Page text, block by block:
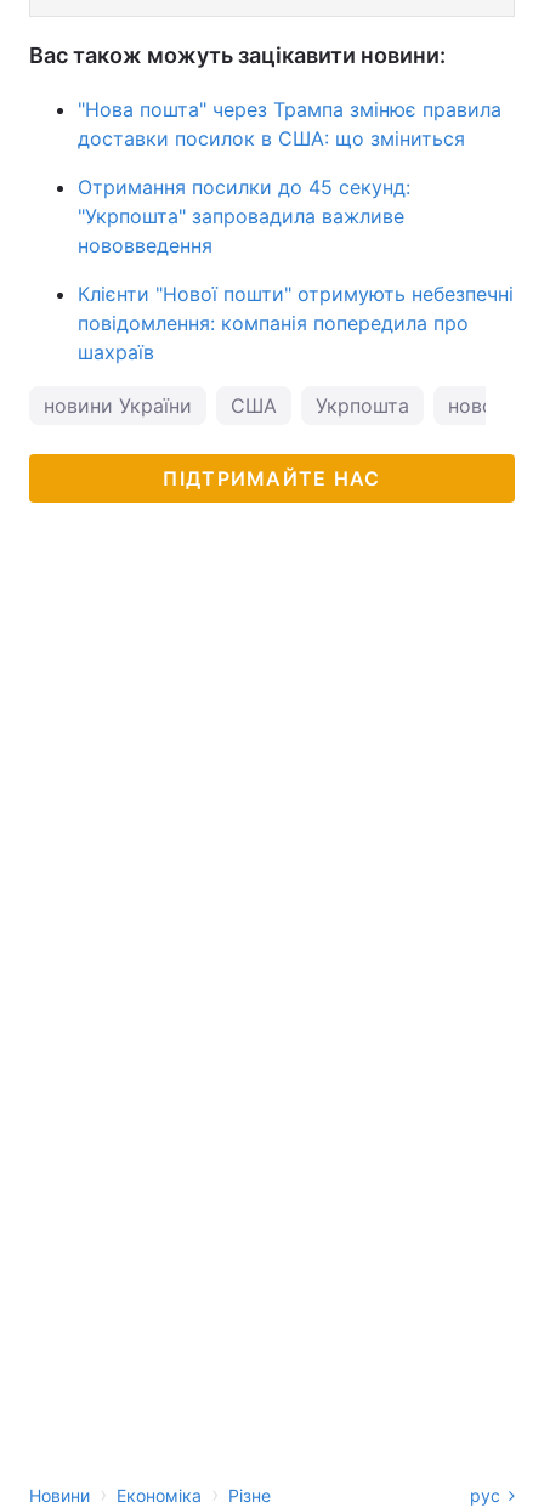
Вас також можуть зацікавити новини:
"Нова пошта" через Трампа змінює правила
доставки посилок в США: що зміниться
Отримання посилки до 45 секунд:
"Укрпошта" запровадила важливе
нововведення
Клієнти "Нової пошти" отримують небезпечні
повідомлення: компанія попередила про
шахраїв
новини України США Укрпошта новости
ПІДТРИМАЙТЕ НАС
Новини › Економіка › Різне рус